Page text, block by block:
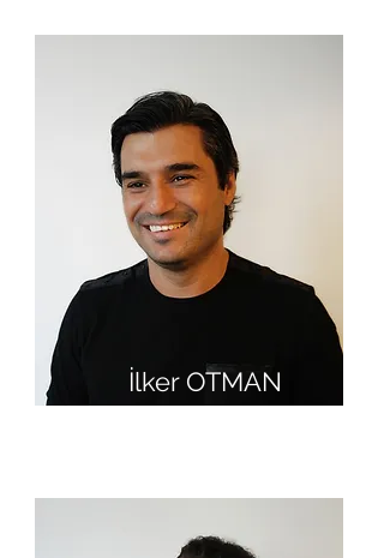
İlker OTMAN